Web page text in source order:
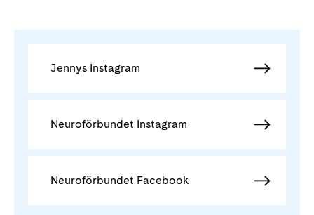
Jennys Instagram
Neuroförbundet Instagram
Neuroförbundet Facebook